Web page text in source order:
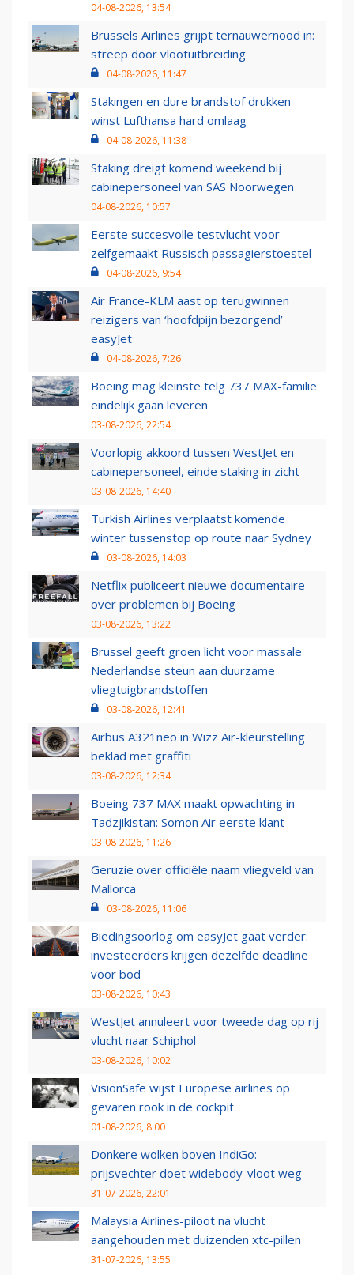
04-08-2026, 13:54
Brussels Airlines grijpt ternauwernood in:
streep door vlootuitbreiding
04-08-2026, 11:47
Stakingen en dure brandstof drukken
winst Lufthansa hard omlaag
04-08-2026, 11:38
Staking dreigt komend weekend bij
cabinepersoneel van SAS Noorwegen
04-08-2026, 10:57
Eerste succesvolle testvlucht voor
zelfgemaakt Russisch passagierstoestel
04-08-2026, 9:54
Air France-KLM aast op terugwinnen
reizigers van ‘hoofdpijn bezorgend’
easyJet
04-08-2026, 7:26
Boeing mag kleinste telg 737 MAX-familie
eindelijk gaan leveren
03-08-2026, 22:54
Voorlopig akkoord tussen WestJet en
cabinepersoneel, einde staking in zicht
03-08-2026, 14:40
Turkish Airlines verplaatst komende
winter tussenstop op route naar Sydney
03-08-2026, 14:03
Netflix publiceert nieuwe documentaire
over problemen bij Boeing
03-08-2026, 13:22
Brussel geeft groen licht voor massale
Nederlandse steun aan duurzame
vliegtuigbrandstoffen
03-08-2026, 12:41
Airbus A321neo in Wizz Air-kleurstelling
beklad met graffiti
03-08-2026, 12:34
Boeing 737 MAX maakt opwachting in
Tadzjikistan: Somon Air eerste klant
03-08-2026, 11:26
Geruzie over officiële naam vliegveld van
Mallorca
03-08-2026, 11:06
Biedingsoorlog om easyJet gaat verder:
investeerders krijgen dezelfde deadline
voor bod
03-08-2026, 10:43
WestJet annuleert voor tweede dag op rij
vlucht naar Schiphol
03-08-2026, 10:02
VisionSafe wijst Europese airlines op
gevaren rook in de cockpit
01-08-2026, 8:00
Donkere wolken boven IndiGo:
prijsvechter doet widebody-vloot weg
31-07-2026, 22:01
Malaysia Airlines-piloot na vlucht
aangehouden met duizenden xtc-pillen
31-07-2026, 13:55